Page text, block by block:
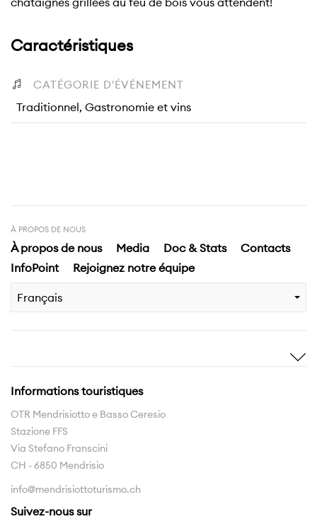
Caractéristiques
CATÉGORIE D'ÉVÉNEMENT
Traditionnel, Gastronomie et vins
À PROPOS DE NOUS
À propos de nous Media Doc & Stats
Contacts
InfoPoint
Rejoignez notre équipe
Français
Histoires
Expériences
Informations touristiques
OTR Mendrisiotto e Basso Ceresio
Stazione FFS
Via Stefano Franscini
CH - 6850 Mendrisio
info@mendrisiottoturismo.ch
Suivez-nous sur